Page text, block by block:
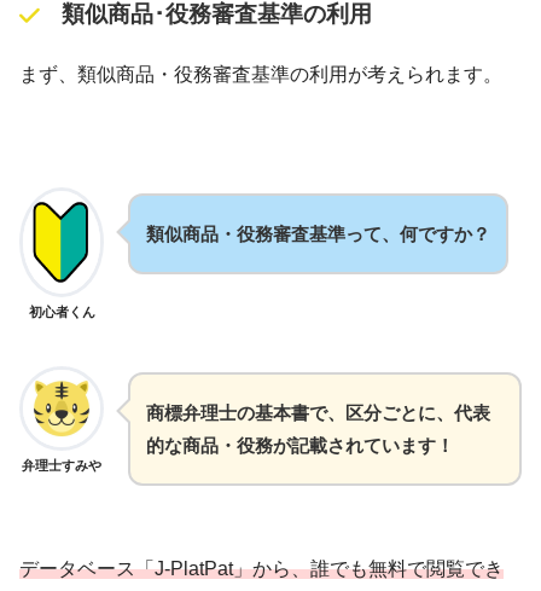
類似商品･役務審査基準の利用
まず、類似商品・役務審査基準の利用が考えられます。
初心者くん
類似商品・役務審査基準って、何ですか？
弁理士すみや
商標弁理士の基本書で、区分ごとに、代表
的な商品・役務が記載されています！
データベース「J-PlatPat」から、誰でも無料で閲覧でき